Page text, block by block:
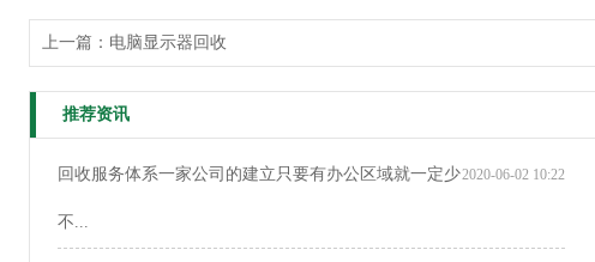
上一篇 ： 电脑显示器回收
推荐资讯
2020-06-02 10:22
回收服务体系一家公司的建立只要有办公区域就一定少
不...